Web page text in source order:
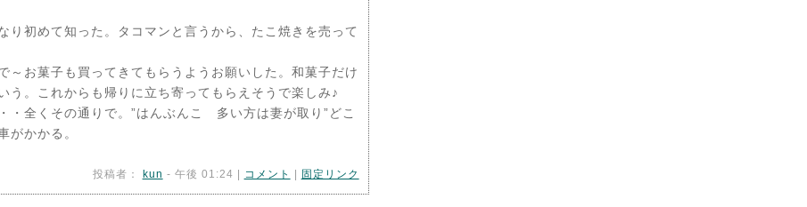
初めて知った。タコマンと言うから、たこ焼きを売って
お菓子も買ってきてもらうようお願いした。和菓子だけ
う。これからも帰りに立ち寄ってもらえそうで楽しみ♪
全くその通りで。”はんぶんこ 多い方は妻が取り”どこ
がかかる。
投稿者： kun - 午後 01:24 | コメント 固定リンク